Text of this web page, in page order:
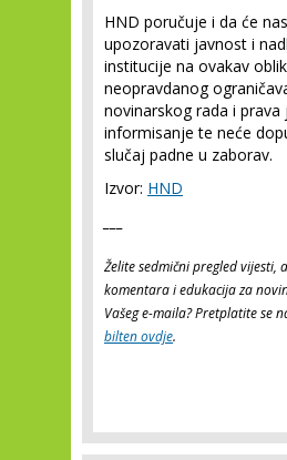
HND poručuje i da će
upozoravati javnost i
institucije na ovakav oblik
neopravdanog
novinarskog rada i prava
informisanje te neće
slučaj padne u zaborav.
Izvor: HND
Želite sedmični pregled vijesti,
komentara i edukacija za
Vašeg e-maila? Pretplatite se
bilten ovdje.